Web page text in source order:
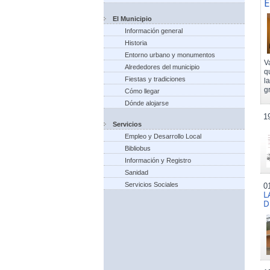
El Municipio
Información general
Historia
Entorno urbano y monumentos
Alrededores del municipio
Fiestas y tradiciones
Cómo llegar
Dónde alojarse
Servicios
Empleo y Desarrollo Local
Bibliobus
Información y Registro
Sanidad
Servicios Sociales